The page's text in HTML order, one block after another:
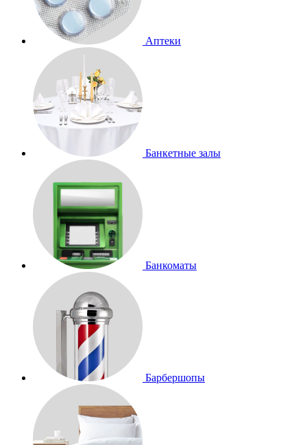
Аптеки
Банкетные залы
Банкоматы
Барбершопы